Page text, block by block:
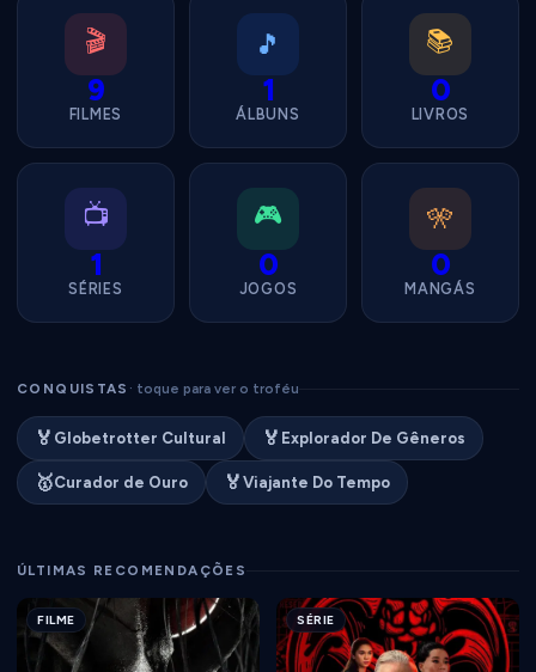
🎬
9
FILMES
🎵
1
ÁLBUNS
📚
0
LIVROS
📺
1
SÉRIES
🎮
0
JOGOS
🎌
0
MANGÁS
CONQUISTAS · toque para ver o troféu
🏅 Globetrotter Cultural 🏅 Explorador De Gêneros
🥇Curador de Ouro 🏅 Viajante Do Tempo
ÚLTIMAS RECOMENDAÇÕES
FILME SÉRIE